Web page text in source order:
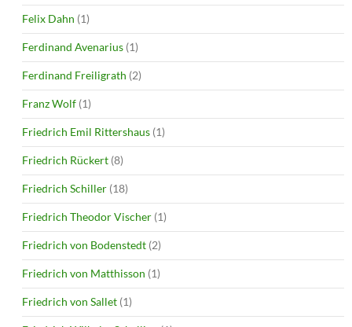
Felix Dahn (1)
Ferdinand Avenarius (1)
Ferdinand Freiligrath (2)
Franz Wolf (1)
Friedrich Emil Rittershaus (1)
Friedrich Rückert (8)
Friedrich Schiller (18)
Friedrich Theodor Vischer (1)
Friedrich von Bodenstedt (2)
Friedrich von Matthisson (1)
Friedrich von Sallet (1)